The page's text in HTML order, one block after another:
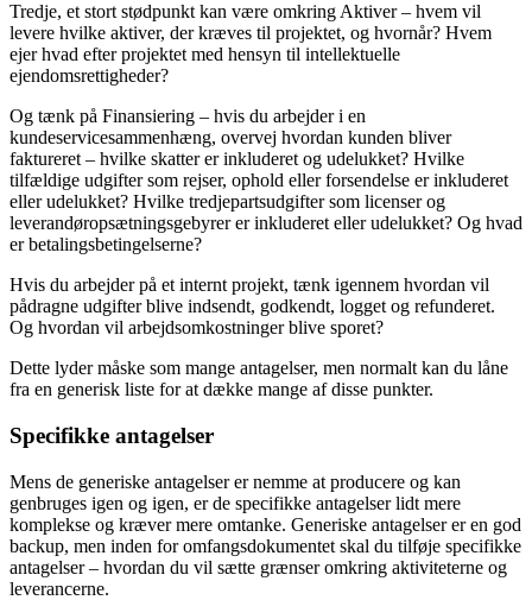
Tredje, et stort stødpunkt kan være omkring Aktiver – hvem vil
levere hvilke aktiver, der kræves til projektet, og hvornår? Hvem
ejer hvad efter projektet med hensyn til intellektuelle
ejendomsrettigheder?
Og tænk på Finansiering – hvis du arbejder i en
kundeservicesammenhæng, overvej hvordan kunden bliver
faktureret – hvilke skatter er inkluderet og udelukket? Hvilke
tilfældige udgifter som rejser, ophold eller forsendelse er inkluderet
eller udelukket? Hvilke tredjepartsudgifter som licenser og
leverandøropsætningsgebyrer er inkluderet eller udelukket? Og hvad
er betalingsbetingelserne?
Hvis du arbejder på et internt projekt, tænk igennem hvordan vil
pådragne udgifter blive indsendt, godkendt, logget og refunderet.
Og hvordan vil arbejdsomkostninger blive sporet?
Dette lyder måske som mange antagelser, men normalt kan du låne
fra en generisk liste for at dække mange af disse punkter.
Specifikke antagelser
Mens de generiske antagelser er nemme at producere og kan
genbruges igen og igen, er de specifikke antagelser lidt mere
komplekse og kræver mere omtanke. Generiske antagelser er en god
backup, men inden for omfangsdokumentet skal du tilføje specifikke
antagelser – hvordan du vil sætte grænser omkring aktiviteterne og
leverancerne.